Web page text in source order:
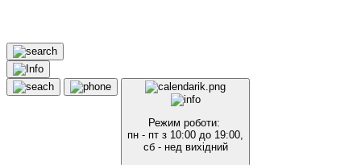
Режим роботи:
пн - пт з 10:00 до 19:00,
сб - нед вихідний